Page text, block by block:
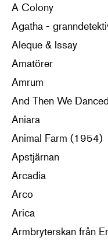
A Colony
Agatha -
Aleque & Issay
Amatörer
Amrum
And Then We Danced
Aniara
Animal Farm (1954)
Apstjärnan
Arcadia
Arco
Arica
Armbryterskan från